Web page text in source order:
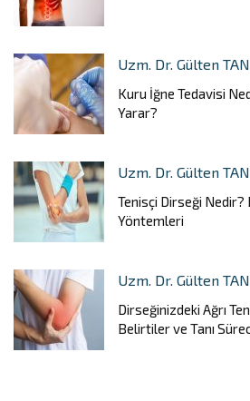
Uzm. Dr. Gülten
Kuru İğne Tedavisi
Yarar?
Uzm. Dr. Gülten
Tenisçi Dirseği
Yöntemleri
Uzm. Dr. Gülten
Dirseğinizdeki Ağrı
Belirtiler ve Tanı